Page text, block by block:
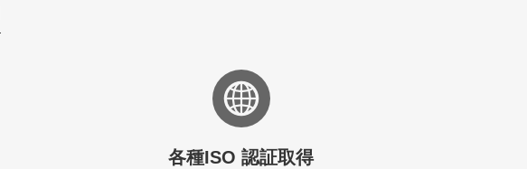
各種ISO 認証取得